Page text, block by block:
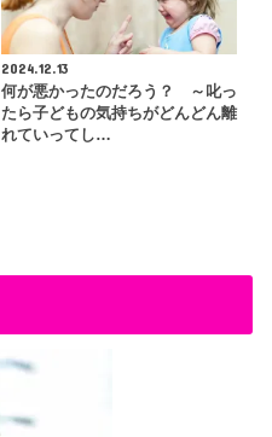
2024.12.13
何が悪かったのだろう？ ～叱っ
たら子どもの気持ちがどんどん離
れていってし…